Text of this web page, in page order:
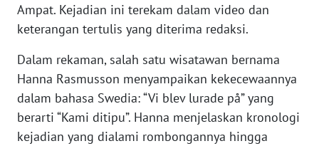
Ampat. Kejadian ini terekam dalam video dan
keterangan tertulis yang diterima redaksi.
Dalam rekaman, salah satu wisatawan bernama
Hanna Rasmusson menyampaikan kekecewaannya
dalam bahasa Swedia: “Vi blev lurade på” yang
berarti “Kami ditipu”. Hanna menjelaskan kronologi
kejadian yang dialami rombongannya hingga
WN
JAKARTA
WN
JABAR
WN
BANTEN